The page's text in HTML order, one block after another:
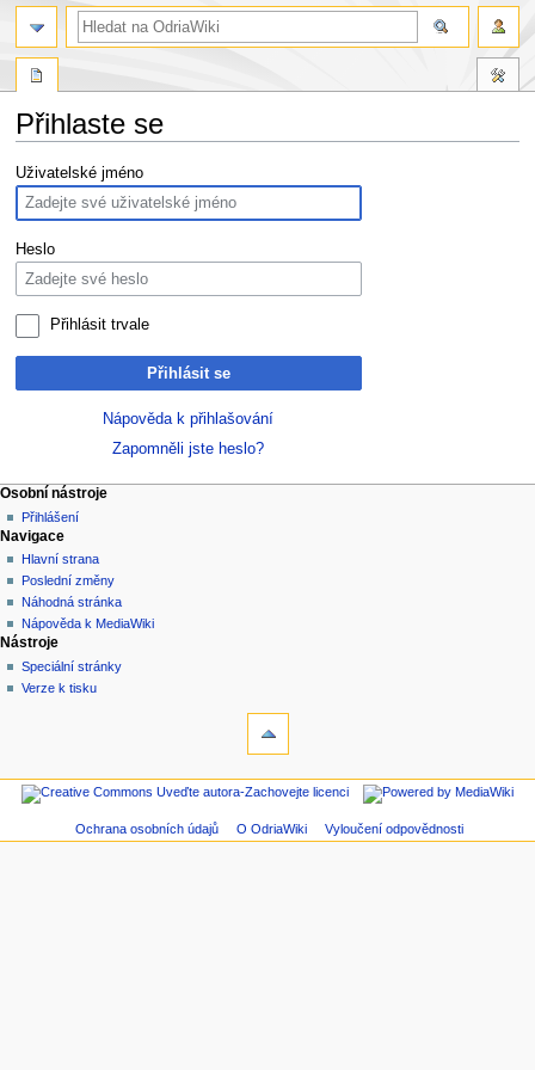
Přihlaste se
Skočit
na
navigaci
Skočit
na
vyhledávání
Uživatelské jméno
Heslo
Přihlásit trvale
Přihlásit se
Nápověda k přihlašování
Zapomněli jste heslo?
Osobní nástroje
Přihlášení
Navigace
Hlavní strana
Poslední změny
Náhodná stránka
Nápověda k MediaWiki
Nástroje
Speciální stránky
Verze k tisku
Ochrana osobních údajů O OdriaWiki Vyloučení odpovědnosti